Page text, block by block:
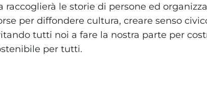
le storie di persone ed
per diffondere cultura, creare senso
tutti noi a fare la nostra parte per
per tutti.